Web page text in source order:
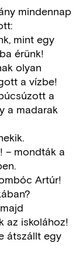
mindennap
mint egy
érünk!
olyan
a vízbe!
a
a madarak
– mondták a
Artúr!
az iskolához!
átszállt egy